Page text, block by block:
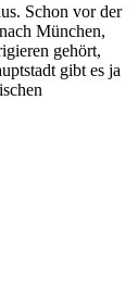
Schon vor der
München,
gehört,
gibt es ja